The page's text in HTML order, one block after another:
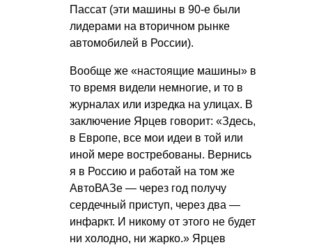
Пассат (эти машины в 90-е были
лидерами на вторичном рынке
автомобилей в России).
Вообще же «настоящие машины» в
то время видели немногие, и то в
журналах или изредка на улицах. В
заключение Ярцев говорит: «Здесь,
в Европе, все мои идеи в той или
иной мере востребованы. Вернись
я в Россию и работай на том же
АвтоВАЗе — через год получу
сердечный приступ, через два —
инфаркт. И никому от этого не будет
ни холодно, ни жарко.» Ярцев